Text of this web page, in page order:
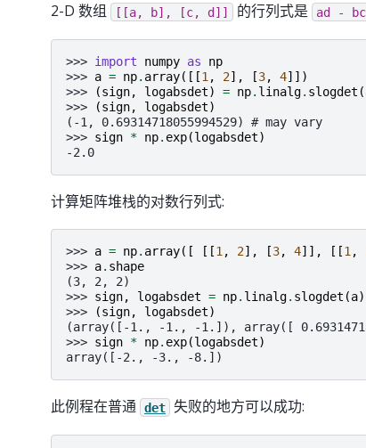
2-D 数组 [[a, b], [c, d]] 的行列式是 ad - bc
>>> import numpy as
np
>>> a = np. array([[1 , 2], [3, 4]])
>>>
(sign, logabsdet) = np. linalg. slogdet (
>>>
(sign, logabsdet)
(-1, 0.69314718055994529) # may vary
>>> sign * np. exp(logabsdet)
-2.0
计算矩阵堆栈的对数行列式:
>>> a = np. array([ [[1 , 2], [3, 4]], [[1 ,
>>> a. shape
(3, 2, 2)
>>> sign, logabsdet = np. linalg. slogdet (a)
>>>
(sign, logabsdet)
(array([-1., -1., -1.]), array([
>>> sign * np. exp(logabsdet)
array([-2., -3., -8.])
此例程在普通 det 失败的地方可以成功: